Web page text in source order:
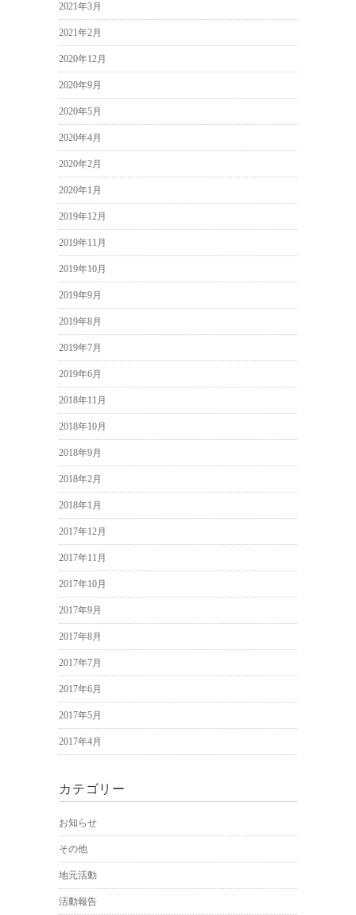
2021年3月
2021年2月
2020年12月
2020年9月
2020年5月
2020年4月
2020年2月
2020年1月
2019年12月
2019年11月
2019年10月
2019年9月
2019年8月
2019年7月
2019年6月
2018年11月
2018年10月
2018年9月
2018年2月
2018年1月
2017年12月
2017年11月
2017年10月
2017年9月
2017年8月
2017年7月
2017年6月
2017年5月
2017年4月
カテゴリー
お知らせ
その他
地元活動
活動報告